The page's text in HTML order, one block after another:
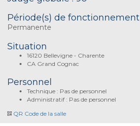
Période(s) de fonctionnement
Permanente
Situation
16120 Bellevigne - Charente
CA Grand Cognac
Personnel
Technique : Pas de personnel
Administratif : Pas de personnel
QR Code de la salle